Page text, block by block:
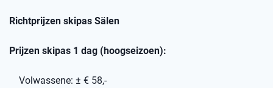
Richtprijzen skipas Sälen
Prijzen skipas 1 dag (hoogseizoen):
Volwassene: ± € 58,-